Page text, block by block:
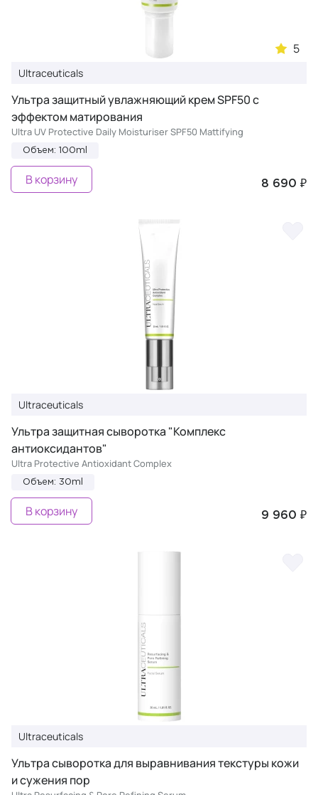
5
Ultraceuticals
Ультра защитный увлажняющий крем SPF50 с
эффектом матирования
Ultra UV Protective Daily Moisturiser SPF50 Mattifying
Объем: 100ml
8 690 ₽
В корзину
Ultraceuticals
Ультра защитная сыворотка "Комплекс
антиоксидантов"
Ultra Protective Antioxidant Complex
Объем: 30ml
9 960 ₽
В корзину
Ultraceuticals
Ультра сыворотка для выравнивания текстуры кожи
и сужения пор